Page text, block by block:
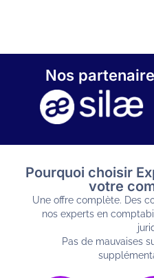
Nos
Pourquoi choisir
votre
Une offre complète. Des
nos experts en
Pas de mauvaises